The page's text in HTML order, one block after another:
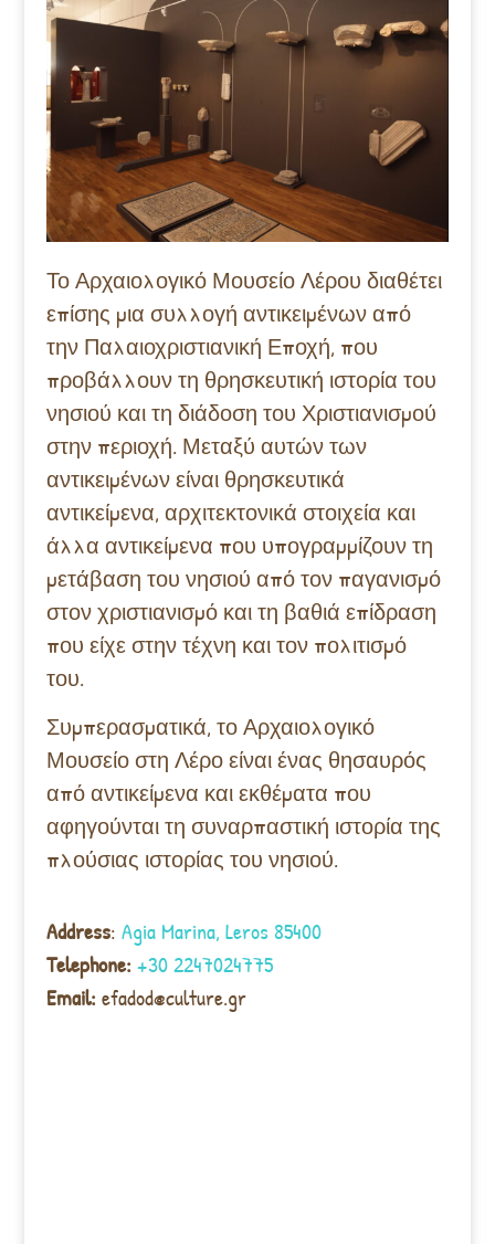
Το Αρχαιολογικό Μουσείο Λέρου διαθέτει
επίσης μια συλλογή αντικειμένων από
την Παλαιοχριστιανική Εποχή, που
προβάλλουν τη θρησκευτική ιστορία του
νησιού και τη διάδοση του Χριστιανισμού
στην περιοχή. Μεταξύ αυτών των
αντικειμένων είναι θρησκευτικά
αντικείμενα, αρχιτεκτονικά στοιχεία και
άλλα αντικείμενα που υπογραμμίζουν τη
μετάβαση του νησιού από τον παγανισμό
στον χριστιανισμό και τη βαθιά επίδραση
που είχε στην τέχνη και τον πολιτισμό
του.
Συμπερασματικά, το Αρχαιολογικό
Μουσείο στη Λέρο είναι ένας θησαυρός
από αντικείμενα και εκθέματα που
αφηγούνται τη συναρπαστική ιστορία της
πλούσιας ιστορίας του νησιού.
Address:Agia Marina, Leros 85400
Telephone: +30 2247024775
Email: efadod@culture.gr